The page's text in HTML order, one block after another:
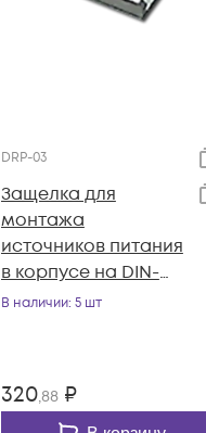
DRP-03
Защелка для
монтажа
источников питания
в корпусе на DIN-
рейку
В наличии: 5 шт
320,88₽